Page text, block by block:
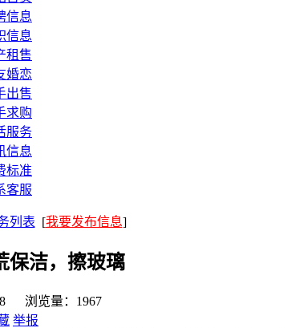
信息
信息
租售
婚恋
出售
求购
服务
信息
标准
客服
列表 [我要发布信息]
保洁，擦玻璃
浏览量：1967
举报